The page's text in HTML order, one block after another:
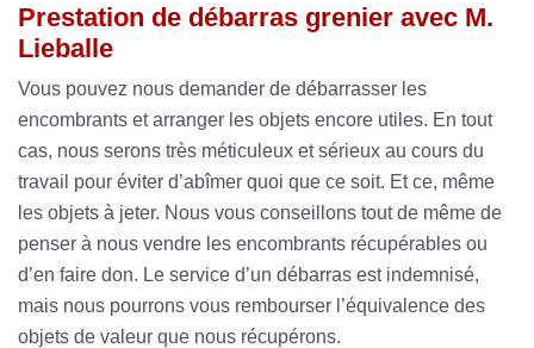
Prestation de débarras grenier avec M.
Lieballe
Vous pouvez nous demander de débarrasser les
encombrants et arranger les objets encore utiles. En tout
cas, nous serons très méticuleux et sérieux au cours du
travail pour éviter d’abîmer quoi que ce soit. Et ce, même
les objets à jeter. Nous vous conseillons tout de même de
penser à nous vendre les encombrants récupérables ou
d’en faire don. Le service d’un débarras est indemnisé,
mais nous pourrons vous rembourser l’équivalence des
objets de valeur que nous récupérons.